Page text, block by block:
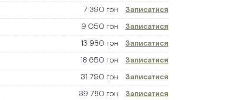
7 390 грн
Записатися
9 050 грн
Записатися
13 980 грн
Записатися
18 650 грн
Записатися
31 790 грн
Записатися
39 780 грн
Записатися